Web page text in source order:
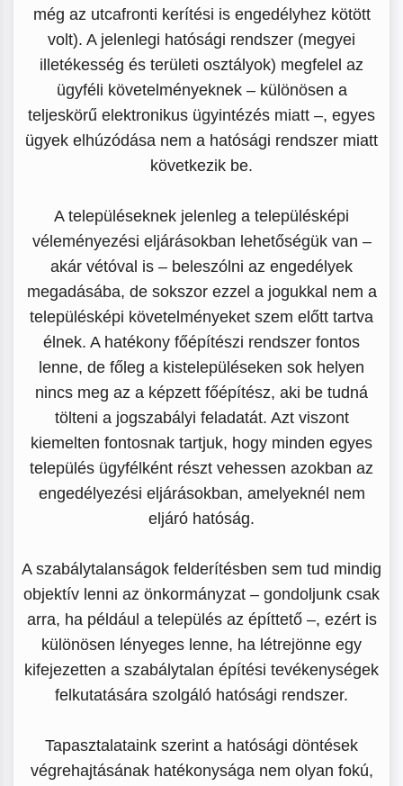
még az utcafronti kerítési is engedélyhez kötött
volt). A jelenlegi hatósági rendszer (megyei
illetékesség és területi osztályok) megfelel az
ügyféli követelményeknek – különösen a
teljeskörű elektronikus ügyintézés miatt –, egyes
ügyek elhúzódása nem a hatósági rendszer miatt
következik be.
A településeknek jelenleg a településképi
véleményezési eljárásokban lehetőségük van –
akár vétóval is – beleszólni az engedélyek
megadásába, de sokszor ezzel a jogukkal nem a
településképi követelményeket szem előtt tartva
élnek. A hatékony főépítészi rendszer fontos
lenne, de főleg a kistelepüléseken sok helyen
nincs meg az a képzett főépítész, aki be tudná
tölteni a jogszabályi feladatát. Azt viszont
kiemelten fontosnak tartjuk, hogy minden egyes
település ügyfélként részt vehessen azokban az
engedélyezési eljárásokban, amelyeknél nem
eljáró hatóság.
A szabálytalanságok felderítésben sem tud mindig
objektív lenni az önkormányzat – gondoljunk csak
arra, ha például a település az építtető –, ezért is
különösen lényeges lenne, ha létrejönne egy
kifejezetten a szabálytalan építési tevékenységek
felkutatására szolgáló hatósági rendszer.
Tapasztalataink szerint a hatósági döntések
végrehajtásának hatékonysága nem olyan fokú,